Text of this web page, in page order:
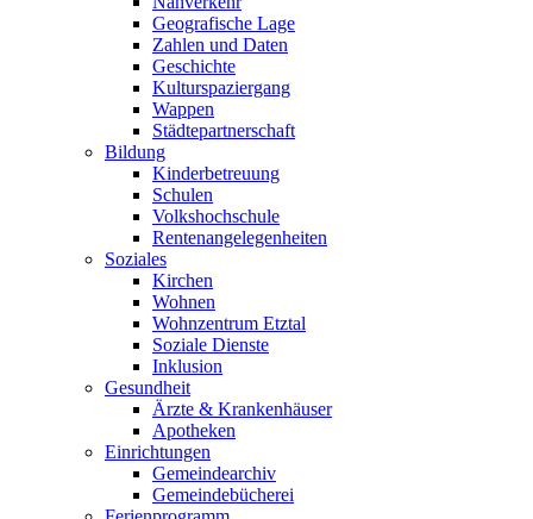
Geografische Lage
Zahlen und Daten
Geschichte
Kulturspaziergang
Wappen
Städtepartnerschaft
Bildung
Kinderbetreuung
Schulen
Volkshochschule
Rentenangelegenheiten
Soziales
Kirchen
Wohnen
Wohnzentrum Etztal
Soziale Dienste
Inklusion
Gesundheit
Ärzte & Krankenhäuser
Apotheken
Einrichtungen
Gemeindearchiv
Gemeindebücherei